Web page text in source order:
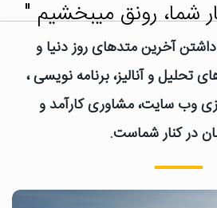
شما، رونق میبخشیم "
داشتن آخرین متدهای روز دنیا و
تحلیل و آنالیز، برنامه نویسی ،
وب سایت، مشاوری کارآمد و
در کنار شماست.